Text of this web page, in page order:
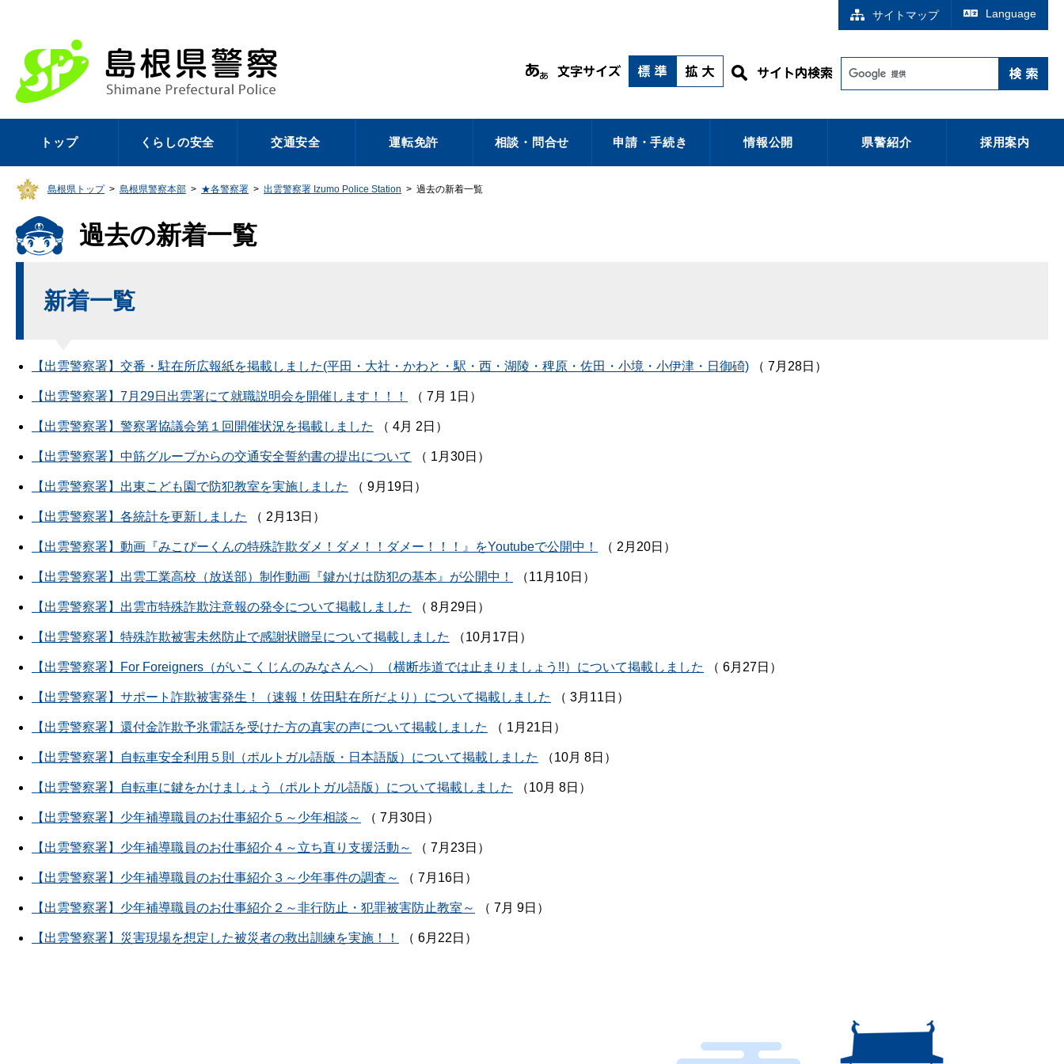
サイトマップ Language
トップ くらしの安全 交通安全 運転免許 相談・問合せ 申請・手続き 情報公開 県警紹介 採用案内
島根県トップ > 島根県警察本部 > ★各警察署 > 出雲警察署 Izumo Police Station > 過去の新着一覧
過去の新着一覧
新着一覧
【出雲警察署】交番・駐在所広報紙を掲載しました(平田・大社・かわと・駅・西・湖陵・稗原・佐田・小境・小伊津・日御碕) （ 7月28日）
【出雲警察署】7月29日出雲署にて就職説明会を開催します！！！ （ 7月 1日）
【出雲警察署】警察署協議会第１回開催状況を掲載しました （ 4月 2日）
【出雲警察署】中筋グループからの交通安全誓約書の提出について （ 1月30日）
【出雲警察署】出東こども園で防犯教室を実施しました （ 9月19日）
【出雲警察署】各統計を更新しました （ 2月13日）
【出雲警察署】動画『みこぴーくんの特殊詐欺ダメ！ダメ！！ダメー！！！』をYoutubeで公開中！ （ 2月20日）
【出雲警察署】出雲工業高校（放送部）制作動画『鍵かけは防犯の基本』が公開中！ （11月10日）
【出雲警察署】出雲市特殊詐欺注意報の発令について掲載しました （ 8月29日）
【出雲警察署】特殊詐欺被害未然防止で感謝状贈呈について掲載しました （10月17日）
【出雲警察署】For Foreigners（がいこくじんのみなさんへ）（横断歩道では止まりましょう!!）について掲載しました （ 6月27日）
【出雲警察署】サポート詐欺被害発生！（速報！佐田駐在所だより）について掲載しました （ 3月11日）
【出雲警察署】還付金詐欺予兆電話を受けた方の真実の声について掲載しました （ 1月21日）
【出雲警察署】自転車安全利用５則（ポルトガル語版・日本語版）について掲載しました （10月 8日）
【出雲警察署】自転車に鍵をかけましょう（ポルトガル語版）について掲載しました （10月 8日）
【出雲警察署】少年補導職員のお仕事紹介５～少年相談～ （ 7月30日）
【出雲警察署】少年補導職員のお仕事紹介４～立ち直り支援活動～ （ 7月23日）
【出雲警察署】少年補導職員のお仕事紹介３～少年事件の調査～ （ 7月16日）
【出雲警察署】少年補導職員のお仕事紹介２～非行防止・犯罪被害防止教室～ （ 7月 9日）
【出雲警察署】災害現場を想定した被災者の救出訓練を実施！！ （ 6月22日）